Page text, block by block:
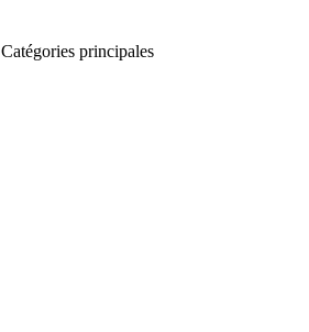
Catégories principales